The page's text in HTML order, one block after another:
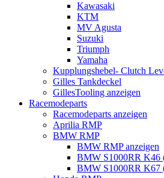
Kawasaki
KTM
MV Agusta
Suzuki
Triumph
Yamaha
Kupplungshebel- Clutch
Gilles Tankdeckel
GillesTooling anzeigen
Racemodeparts
Racemodeparts anzeigen
Aprilia RMP
BMW RMP
BMW RMP anzeigen
BMW S1000RR K46
BMW S1000RR K67